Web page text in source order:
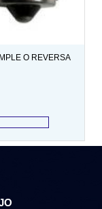
O REVERSA